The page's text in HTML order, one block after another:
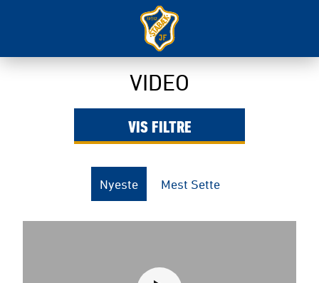
VIDEO
Nyeste Mest Sette
VISFILTRE